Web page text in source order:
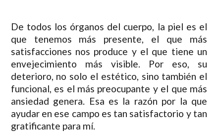
De todos los órganos del cuerpo, la piel es el
que tenemos más presente, el que más
satisfacciones nos produce y el que tiene un
envejecimiento más visible. Por eso, su
deterioro, no solo el estético, sino también el
funcional, es el más preocupante y el que más
ansiedad genera. Esa es la razón por la que
ayudar en ese campo es tan satisfactorio y tan
gratificante para mí.